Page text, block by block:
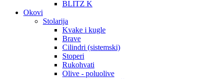
BLITZ K
Okovi
Stolarija
Kvake i kugle
Brave
Cilindri (sistemski)
Stoperi
Rukohvati
Olive - poluolive